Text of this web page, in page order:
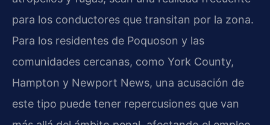
para los conductores que transitan por la zona.
Para los residentes de Poquoson y las
comunidades cercanas, como York County,
Hampton y Newport News, una acusación de
este tipo puede tener repercusiones que van